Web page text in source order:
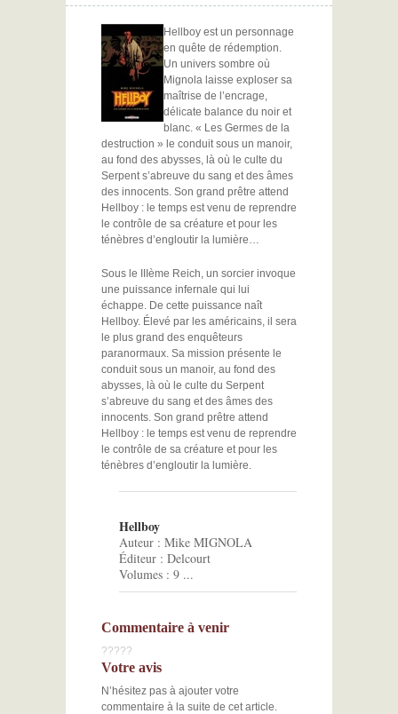
Hellboy est un personnage
en quête de rédemption.
Un univers sombre où
Mignola laisse exploser sa
maîtrise de l’encrage,
délicate balance du noir et
blanc. « Les Germes de la
destruction » le conduit sous un manoir,
au fond des abysses, là où le culte du
Serpent s’abreuve du sang et des âmes
des innocents. Son grand prêtre attend
Hellboy : le temps est venu de reprendre
le contrôle de sa créature et pour les
ténèbres d’engloutir la lumière…
Sous le IIIème Reich, un sorcier invoque
une puissance infernale qui lui
échappe. De cette puissance naît
Hellboy. Élevé par les américains, il sera
le plus grand des enquêteurs
paranormaux. Sa mission présente le
conduit sous un manoir, au fond des
abysses, là où le culte du Serpent
s’abreuve du sang et des âmes des
innocents. Son grand prêtre attend
Hellboy : le temps est venu de reprendre
le contrôle de sa créature et pour les
ténèbres d’engloutir la lumière.
Hellboy
Auteur : Mike MIGNOLA
Éditeur : Delcourt
Commentaire à venir
?????
Votre avis
N’hésitez pas à ajouter votre
commentaire à la suite de cet article.